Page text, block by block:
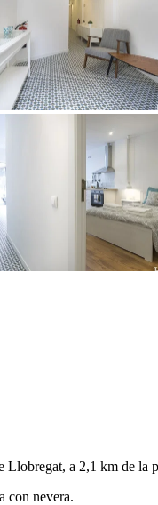
a 2,1 km de la
con nevera.